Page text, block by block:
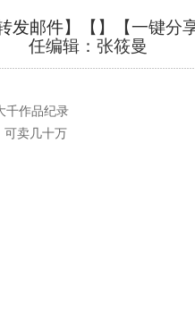
发邮件】【 】
【一键分
任编辑：张筱曼
千作品纪录
可卖几十万